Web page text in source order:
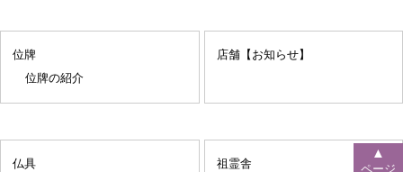
位牌
位牌の紹介
店舗【お知らせ】
仏具
祖霊舎
▲
ページ